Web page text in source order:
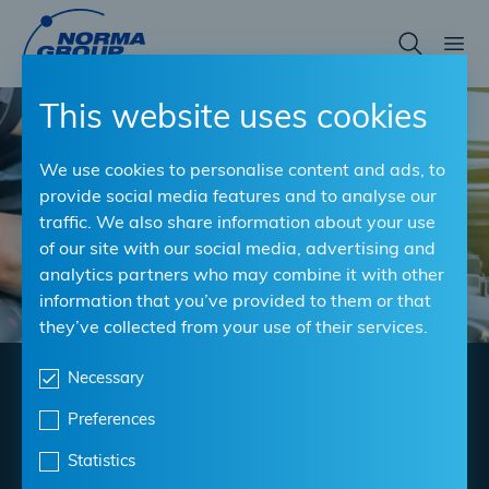
This website uses cookies
We use cookies to personalise content and ads, to
provide social media features and to analyse our
traffic. We also share information about your use
of our site with our social media, advertising and
analytics partners who may combine it with other
information that you’ve provided to them or that
they’ve collected from your use of their services.
Necessary
Preferences
Statistics
content
STRESSFREI
NORMA erleichtert